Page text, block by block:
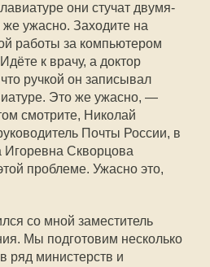
они стучат двумя-
ужасно. Заходите на
работы за компьютером
к врачу, а доктор
ручкой он записывал
Это же ужасно, —
смотрите, Николай
Почты России, в
Игоревна Скворцова
проблеме. Ужасно это,
со мной заместитель
Мы подготовим несколько
ряд министерств и